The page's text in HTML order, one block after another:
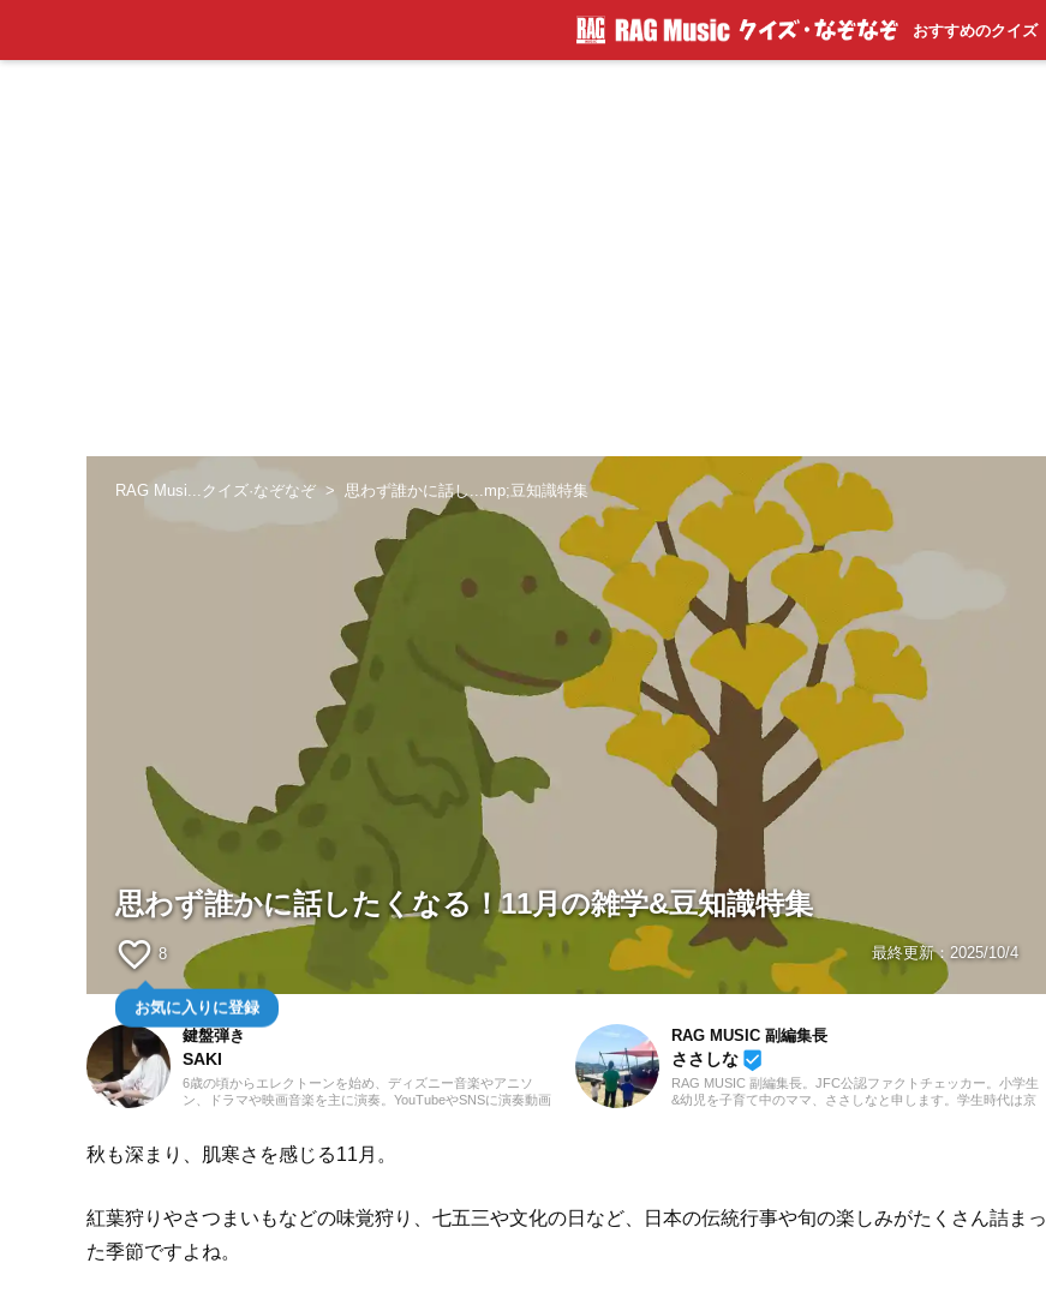
おすすめのクイズ
RAG Musi...クイズ·なぞなぞ 思わず誰かに話し...mp;豆知識特集
思わず誰かに話したくなる！11月の雑学&豆知識特集
favorite_border 8
お気に入りに登録
最終更新： 2025/10/4
鍵盤弾き
SAKI
6歳の頃からエレクトーンを始め、ディズニー音楽やアニソ
ン、ドラマや映画音楽を主に演奏。YouTubeやSNSに演奏動画
はじめ、学校主催のイベントにも出演。ライターとしては、音
楽関連記事だけでなくさまざまなジャンルの記事に触れてきた
す！
RAG MUSIC 副編集長
ささしな beenhere
RAG MUSIC 副編集長。JFC公認ファクトチェッカー。小学生
&幼児を子育て中のママ、ささしなと申します。学生時代は京
活かしながら、子供向けの記事を中心に担当しています。少し
秋も深まり、肌寒さを感じる11月。
紅葉狩りやさつまいもなどの味覚狩り、七五三や文化の日など、日本の伝統行事や旬の楽しみがたくさん詰まっ
た季節ですよね。